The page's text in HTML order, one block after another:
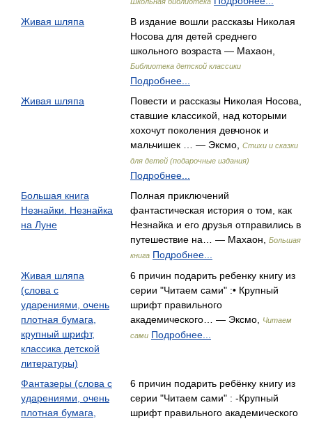
Живая шляпа
В издание вошли рассказы Николая
Носова для детей среднего
школьного возраста — Махаон,
Библиотека детской классики
Подробнее...
Живая шляпа
Повести и рассказы Николая Носова,
ставшие классикой, над которыми
хохочут поколения девчонок и
мальчишек … — Эксмо,
Стихи и сказки
для детей (подарочные издания)
Подробнее...
Большая книга
Незнайки. Незнайка
на Луне
Полная приключений
фантастическая история о том, как
Незнайка и его друзья отправились в
путешествие на… — Махаон,
Большая
книга Подробнее...
Живая шляпа
(слова с
ударениями, очень
плотная бумага,
крупный шрифт,
классика детской
литературы)
6 причин подарить ребенку книгу из
серии "Читаем сами" :• Крупный
шрифт правильного
академического… — Эксмо,
Читаем
сами Подробнее...
Фантазеры (слова с
ударениями, очень
плотная бумага,
6 причин подарить ребёнку книгу из
серии "Читаем сами" : -Крупный
шрифт правильного академического